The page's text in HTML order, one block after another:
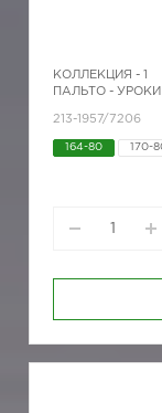
КОЛЛЕКЦИЯ - 1
ПАЛЬТО -
213-1957/7206
164-80 170-